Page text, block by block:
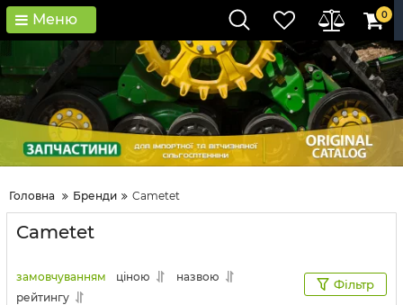
Меню 0
Головна Бренди Cametet
Cametet
замовчуванням ціною
назвою
рейтингу
Фільтр